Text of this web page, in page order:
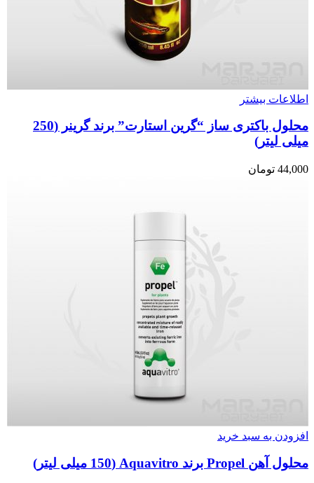
اطلاعات بیشتر
محلول باکتری ساز “گرین استارت” برند گرینر (250
میلی لیتر)
44,000 تومان
افزودن به سبد خرید
محلول آهن Propel برند Aquavitro (150 میلی لیتر)